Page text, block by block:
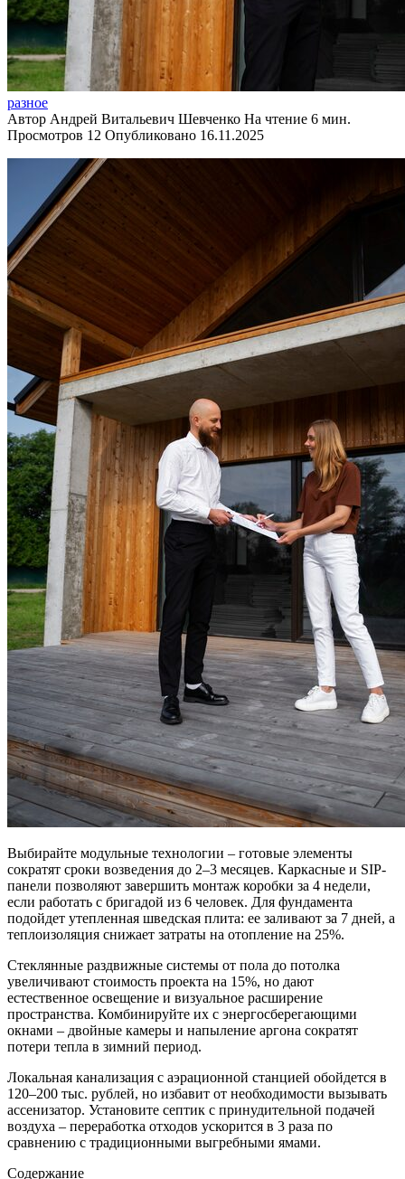
разное
Автор Андрей Витальевич Шевченко На чтение 6 мин.
Просмотров 12 Опубликовано 16.11.2025
Выбирайте модульные технологии – готовые элементы
сократят сроки возведения до 2–3 месяцев. Каркасные и SIP-
панели позволяют завершить монтаж коробки за 4 недели,
если работать с бригадой из 6 человек. Для фундамента
подойдет утепленная шведская плита: ее заливают за 7 дней, а
теплоизоляция снижает затраты на отопление на 25%.
Стеклянные раздвижные системы от пола до потолка
увеличивают стоимость проекта на 15%, но дают
естественное освещение и визуальное расширение
пространства. Комбинируйте их с энергосберегающими
окнами – двойные камеры и напыление аргона сократят
потери тепла в зимний период.
Локальная канализация с аэрационной станцией обойдется в
120–200 тыс. рублей, но избавит от необходимости вызывать
ассенизатор. Установите септик с принудительной подачей
воздуха – переработка отходов ускорится в 3 раза по
сравнению с традиционными выгребными ямами.
Содержание